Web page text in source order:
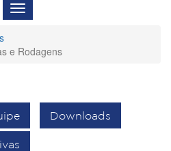
Menu
de
e Rodagens
Downloads